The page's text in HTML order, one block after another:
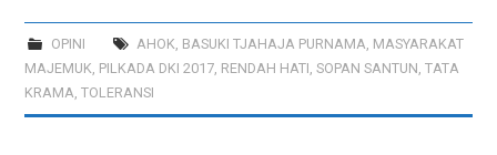
WEDDING AND
PREWEDDING
OPINI AHOK BASUKI TJAHAJA PURNAMA MASYARAKAT
MAJEMUK PILKADA DKI 2017 RENDAH HATI ,SOPAN SANTUN ,TATA
KRAMA ,TOLERANSI